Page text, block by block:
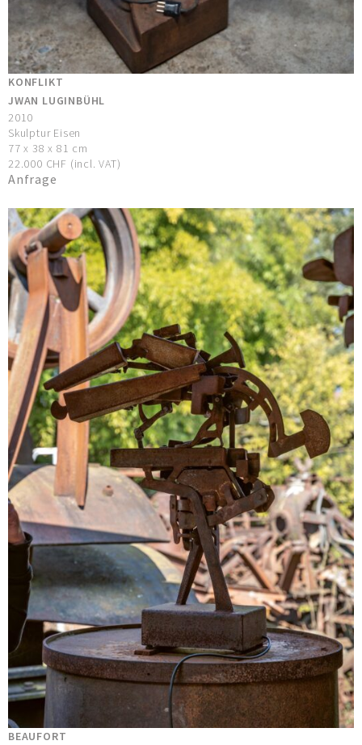
KONFLIKT
JWAN LUGINBÜHL
2010
Skulptur Eisen
77 x 38 x 81 cm
22.000 CHF (incl. VAT)
Anfrage
BEAUFORT